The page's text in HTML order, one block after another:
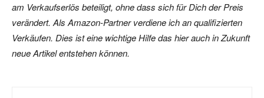
am Verkaufserlös beteiligt, ohne dass sich für Dich der Preis
verändert. Als Amazon-Partner verdiene ich an qualifizierten
Verkäufen. Dies ist eine wichtige Hilfe das hier auch in Zukunft
neue Artikel entstehen können.